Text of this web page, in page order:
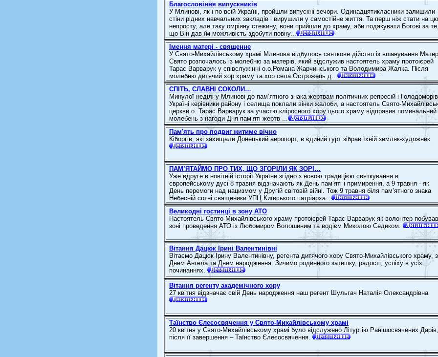
Благословіння випускників
У Млинові, як і по всій Україні, пройшли випускні вечори. Одинадцятикласники залишили
стіни рідних навчальних закладів і вирушили у самостійне життя. Та перш ніж стати на цю
непросту, але таку омріяну стежину, вони прийшли до храму, аби подякувати Богові за
що Він дав їм можливість здобути повну...
Імення матері - священне
У Свято-Михайлівському храмі Млинова відбулося святкове дійство із вшанування
Свято розпочалось із молебню за матерів, який відслужив настоятель храму протоієрей
Тарас Варварук у співслужінні о.о.Романа Жарчинського та Володимира Жалка. Після
молебню дитячий хор храму та хор села Острожець д...
СПІТЬ, СЛАВНІ СОКОЛИ…
Минулої неділі у Млинові до пам’ятного знака жертвам політичних репресій і
Україні керівники району і селища поклали вінки жалоби, а настоятель Свято-
церкви о. Тарас Варварук за участю кліросного хору цього храму відправив поминальний
молебень з нагоди Дня пам’яті жертв ...
Пам'ять про подвиг житиме вічно
Кіборгів, які захищали Донецький аеропорт, в єдиний гурт зібрав їхній земляк-художник
ПАМ’ЯТАЙМО ПРО ТИХ, ЩО ЗГОРІЛИ ЯК ЗОРІ…
Уже вдруге в новітній історії України згідно з новою традицією святкування в
європейському дусі 8 травня відзначають як День пам’яті і примирення, а 9 травня - як
День перемоги над нацизмом у Другій світовій війні. Тож 9 травня біля пам’ятного знака
Небесній сотні священики УПЦ Київського патріарха...
Великодні гостинці в зону АТО
Настоятель Свято-Михайлівського храму протоієрей Тарас Варварук як волонтер
зоні проведення АТО із Любомиром Волошиним та водієм Миколою Седиком.
Вітання Дацюк Ірині Валентинівні
Вітаємо Дацюк Ірину Валентинівну, регента дитячого хору Свято-Михайлівського храму, з
Днем Ангела та Днем народження. Зичимо родинного затишку, радості, успіху в усіх
починаннях.
Вітання регенту академічного хору
27 квітня відзначає свій День народження наш регент Шульгач Наталія Олександрівна
Таїнство Єлеєосвячення у Свято-Михайлівському храмі
20 квітня у Свято-Михайлівському храмі було відслужено Літургію Ранішосвячених
після її завершення – Таїнство Єлеєосвячення.